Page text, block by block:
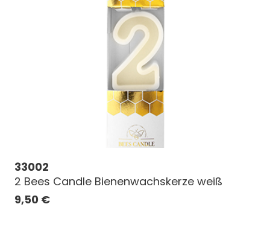
33002
2 Bees Candle Bienenwachskerze weiß
9,50 €